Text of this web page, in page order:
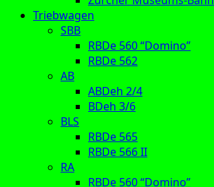
Triebwagen
SBB
RBDe 560 “Domino”
RBDe 562
AB
ABDeh 2/4
BDeh 3/6
BLS
RBDe 565
RBDe 566 II
RA
RBDe 560 “Domino”